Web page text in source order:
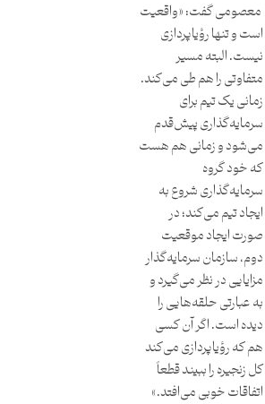
معصومی گفت: «واقعیت
است و تنها رؤیاپردازی
نیست. البته مسیر
متفاوتی را هم طی می‌کند.
زمانی یک تیم برای
سرمایه‌گذاری پیش‌قدم
می‌شود و زمانی هم هست
که خود گروه
سرمایه‌گذاری شروع به
ایجاد تیم می‌کند؛ در
صورت ایجاد موقعیت
دوم، سازمان سرمایه‌گذار
مزایایی در نظر می‌گیرد و
به عبارتی حلقه‌هایی را
دیده است. اگر آن کسی
هم که رؤیاپردازی می‌کند
کل زنجیره را ببیند قطعاً
اتفاقات خوبی می‌افتد.»